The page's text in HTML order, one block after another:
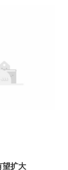
，但要是在长时间放
状态的保存都是可行
。以上内容均来源于
望扩大